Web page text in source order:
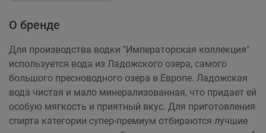
О бренде
Для производства водки "Императорская коллекция"
используется вода из Ладожского озера, самого
большого пресноводного озера в Европе. Ладожская
вода чистая и мало минерализованная, что придает ей
особую мягкость и приятный вкус. Для приготовления
спирта категории супер-премиум отбираются лучшие